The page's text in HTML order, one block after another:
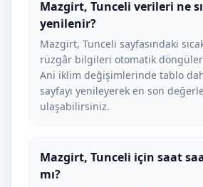
Mazgirt, Tunceli verileri ne
yenilenir?
Mazgirt, Tunceli sayfasındaki
rüzgâr bilgileri otomatik
Ani iklim değişimlerinde tablo
sayfayı yenileyerek en son
ulaşabilirsiniz.
Mazgirt, Tunceli için saat
mı?